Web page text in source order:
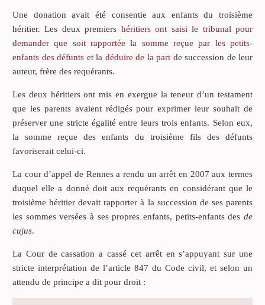
Une donation avait été consentie aux enfants du troisième
héritier. Les deux premiers héritiers ont saisi le tribunal pour
demander que soit rapportée la somme reçue par les petits-
enfants des défunts et la déduire de la part de succession de leur
auteur, frère des requérants.
Les deux héritiers ont mis en exergue la teneur d’un testament
que les parents avaient rédigés pour exprimer leur souhait de
préserver une stricte égalité entre leurs trois enfants. Selon eux,
la somme reçue des enfants du troisième fils des défunts
favoriserait celui-ci.
La cour d’appel de Rennes a rendu un arrêt en 2007 aux termes
duquel elle a donné doit aux requérants en considérant que le
troisième héritier devait rapporter à la succession de ses parents
les sommes versées à ses propres enfants, petits-enfants des de
cujus.
La Cour de cassation a cassé cet arrêt en s’appuyant sur une
stricte interprétation de l’article 847 du Code civil, et selon un
attendu de principe a dit pour droit :